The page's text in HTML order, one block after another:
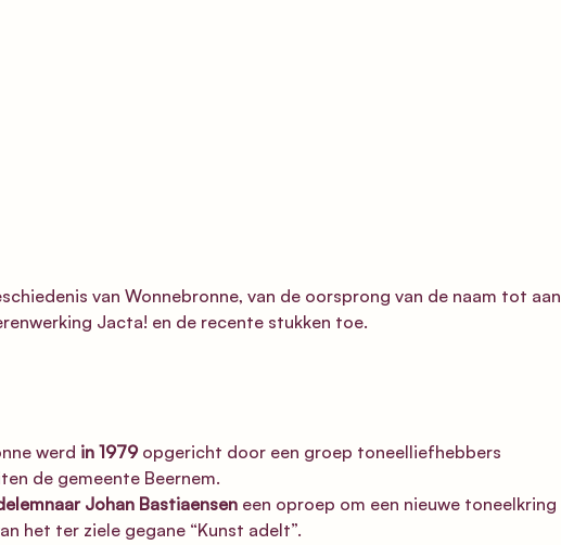
van Wonnebronne, van de oorsprong van de naam tot aan
Jacta! en de recente stukken toe.
werd in 1979 opgericht door een groep toneelliefhebbers
de gemeente Beernem.
Johan Bastiaensen een oproep om een nieuwe toneelkring
het ter ziele gegane “Kunst adelt”.